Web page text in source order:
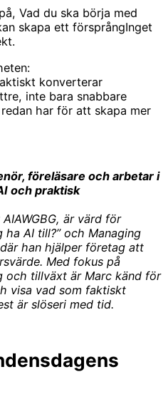
Vad du ska börja med
skapa ett försprångInget
konverterar
inte bara snabbare
har för att skapa mer
föreläsare och arbetar i
och praktisk
är värd för
ha AI till?” och Managing
han hjälper företag att
Med fokus på
och tillväxt är Marc känd för
visa vad som faktiskt
är slöseri med tid.